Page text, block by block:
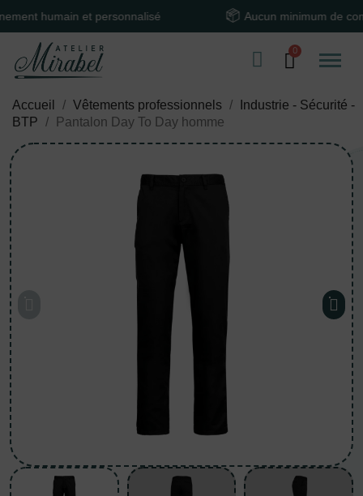
humain et personnalisé Aucun minimum de
Accueil Vêtements professionnels
Industrie - Sécurité -
BTP
Pantalon Day To Day homme